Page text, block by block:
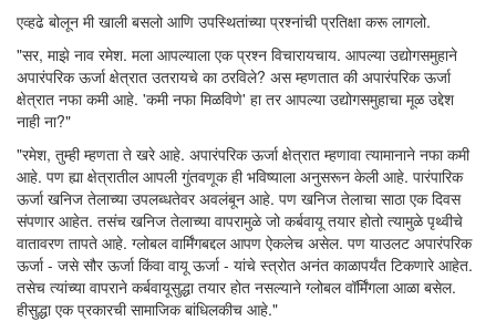
एव्हढे बोलून मी खाली बसलो आणि उपस्थितांच्या प्रश्नांची प्रतिक्षा करू लागलो.
"सर, माझे नाव रमेश. मला आपल्याला एक प्रश्न विचारायचाय. आपल्या उद्योगसमुहाने
अपारंपरिक ऊर्जा क्षेत्रात उतरायचे का ठरविले? अस म्हणतात की अपारंपरिक ऊर्जा
क्षेत्रात नफा कमी आहे. 'कमी नफा मिळविणे' हा तर आपल्या उद्योगसमुहाचा मूळ उद्देश
नाही ना?"
"रमेश, तुम्ही म्हणता ते खरे आहे. अपारंपरिक ऊर्जा क्षेत्रात म्हणावा त्यामानाने नफा कमी
आहे. पण ह्या क्षेत्रातील आपली गुंतवणूक ही भविष्याला अनुसरून केली आहे. पारंपारिक
ऊर्जा खनिज तेलाच्या उपलब्धतेवर अवलंबून आहे. पण खनिज तेलाचा साठा एक दिवस
संपणार आहेत. तसंच खनिज तेलाच्या वापरामुळे जो कर्बवायू तयार होतो त्यामुळे पृथ्वीचे
वातावरण तापते आहे. ग्लोबल वार्मिंगबद्दल आपण ऐकलेच असेल. पण याउलट अपारंपरिक
ऊर्जा - जसे सौर ऊर्जा किंवा वायू ऊर्जा - यांचे स्त्रोत अनंत काळापर्यंत टिकणारे आहेत.
तसेच त्यांच्या वापराने कर्बवायूसुद्धा तयार होत नसल्याने ग्लोबल वॉर्मिंगला आळा बसेल.
हीसुद्धा एक प्रकारची सामाजिक बांधिलकीच आहे."